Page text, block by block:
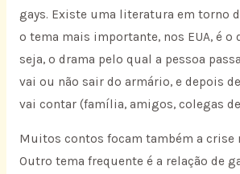
gays. Existe uma literatura em torno
o tema mais importante, nos EUA, é o
seja, o drama pelo qual a pessoa
vai ou não sair do armário, e depois
vai contar (família, amigos, colegas
Muitos contos focam também a crise
Outro tema frequente é a relação de